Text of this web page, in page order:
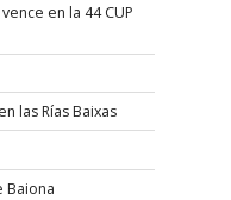
en la 44 CUP
las Rías Baixas
Baiona